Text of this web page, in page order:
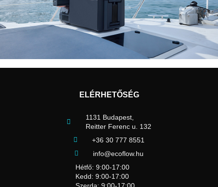
ELÉRHETŐSÉG
1131 Budapest,
Reitter Ferenc u. 132
+36 30 777 8551
info@ecoflow.hu
Hétfő: 9:00-17:00
Kedd: 9:00-17:00